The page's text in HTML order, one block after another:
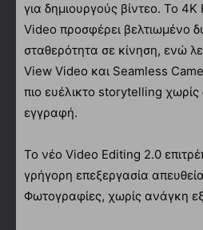
για δημιουργούς βίντεο. Το
Video προσφέρει βελτιωμένο
σταθερότητα σε κίνηση, ενώ
View Video και Seamless
πιο ευέλικτο storytelling χωρίς
εγγραφή.
Το νέο Video Editing 2.0
γρήγορη επεξεργασία
Φωτογραφίες, χωρίς ανάγκη